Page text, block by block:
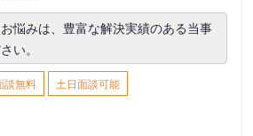
悩みは、豊富な解決実績のある当事
い。
談無料
土日面談可能